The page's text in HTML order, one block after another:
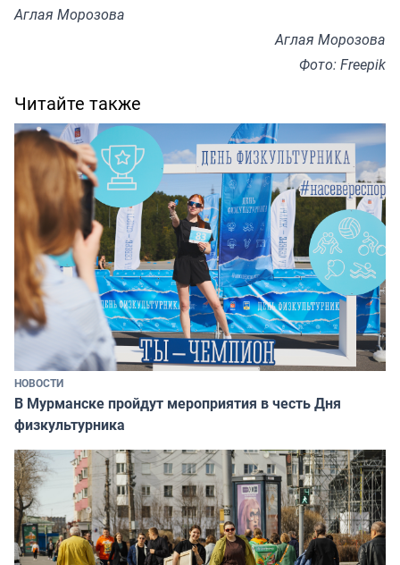
Аглая Морозова
Аглая Морозова
Фото: Freepik
Читайте также
НОВОСТИ
В Мурманске пройдут мероприятия в честь Дня
физкультурника